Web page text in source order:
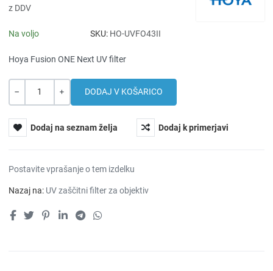
z DDV
Na voljo SKU: HO-UVFO43II
Hoya Fusion ONE Next UV filter
Dodaj na seznam želja Dodaj k primerjavi
Postavite vprašanje o tem izdelku
Nazaj na: UV zaščitni filter za objektiv